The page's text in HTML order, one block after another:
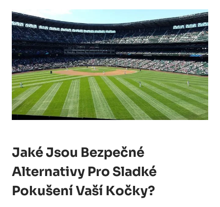
Jaké Jsou Bezpečné
Alternativy Pro Sladké
Pokušení Vaší Kočky?